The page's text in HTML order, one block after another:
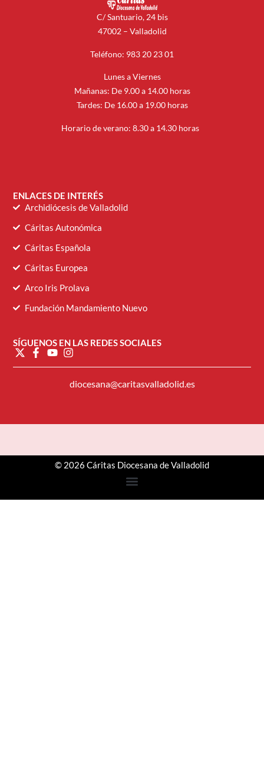
C/ Santuario, 24 bis
47002 – Valladolid
Teléfono: 983 20 23 01
Lunes a Viernes
Mañanas: De 9.00 a 14.00 horas
Tardes: De 16.00 a 19.00 horas
Horario de verano: 8.30 a 14.30 horas
ENLACES DE INTERÉS
Archidiócesis de Valladolid
Cáritas Autonómica
Cáritas Española
Cáritas Europea
Arco Iris Prolava
Fundación Mandamiento Nuevo
SÍGUENOS EN LAS REDES SOCIALES
diocesana@caritasvalladolid.es
© 2026 Cáritas Diocesana de Valladolid